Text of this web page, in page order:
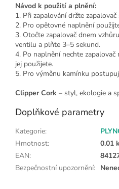
Návod k použití a plnění:
1. Při zapalování držte
2. Pro opětovné naplnění
3. Otočte zapalovač dnem
ventilu a plňte 3–5 sekund.
4. Po naplnění nechte
jej použijete.
5. Pro výměnu kamínku
Clipper Cork – styl, ekologie a
Doplňkové parametry
Kategorie:
Hmotnost:
0.01
EAN:
Bezpečnostní upozornění: